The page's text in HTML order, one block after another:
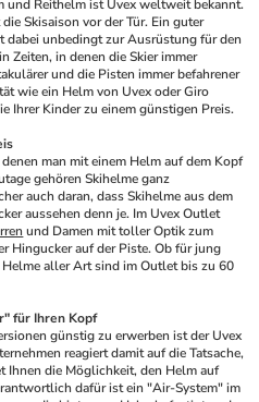
und Reithelm ist Uvex weltweit bekannt.
Skisaison vor der Tür. Ein guter
dabei unbedingt zur Ausrüstung für den
Zeiten, in denen die Skier immer
und die Pisten immer befahrener
wie ein Helm von Uvex oder Giro
Ihrer Kinder zu einem günstigen Preis.
man mit einem Helm auf dem Kopf
gehören Skihelme ganz
auch daran, dass Skihelme aus dem
aussehen denn je. Im Uvex Outlet
und Damen mit toller Optik zum
Hingucker auf der Piste. Ob für jung
aller Art sind im Outlet bis zu 60
für Ihren Kopf
günstig zu erwerben ist der Uvex
reagiert damit auf die Tatsache,
Ihnen die Möglichkeit, den Helm auf
dafür ist ein "Air-System" im